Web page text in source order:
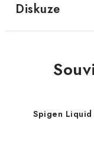
Diskuze
Spigen Liquid